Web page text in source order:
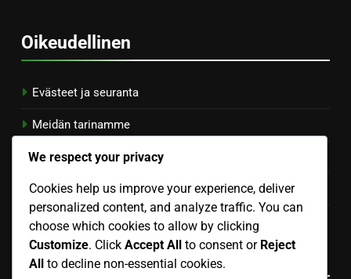
Oikeudellinen
Evästeet ja seuranta
Meidän tarinamme
Käyttäjäsopimus
Ota yhteys
Tietosuojapolitiikka
Kategoriat
We respect your privacy
Cookies help us improve your experience, deliver
personalized content, and analyze traffic. You can
choose which cookies to allow by clicking
Customize. Click Accept All to consent or Reject
All to decline non-essential cookies.